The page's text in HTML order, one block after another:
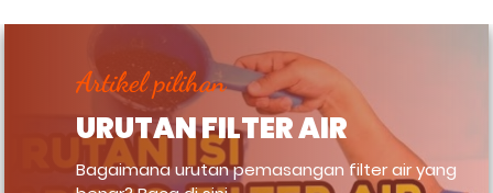
Artikel pilihan
URUTAN FILTER AIR
Bagaimana urutan pemasangan filter air yang